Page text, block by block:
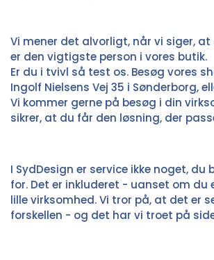
Vi mener det alvorligt, når vi siger, at
er den vigtigste person i vores butik.
Er du i tvivl så test os. Besøg vores
Ingolf Nielsens Vej 35 i Sønderborg,
Vi kommer gerne på besøg i din
sikrer, at du får den løsning, der
I SydDesign er service ikke noget, du
for. Det er inkluderet - uanset om du
lille virksomhed. Vi tror på, at det er
forskellen - og det har vi troet på